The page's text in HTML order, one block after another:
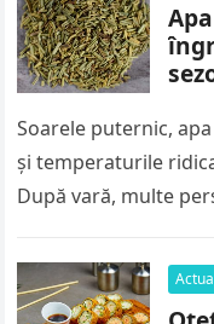
Soarele puternic,
și temperaturile
După vară, multe